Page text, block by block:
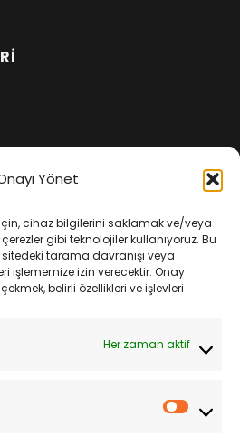
Yönet
cihaz bilgilerini saklamak ve/veya
gibi teknolojiler kullanıyoruz. Bu
tarama davranışı veya
işlememize izin verecektir. Onay
belirli özellikleri ve işlevleri
Her zaman aktif